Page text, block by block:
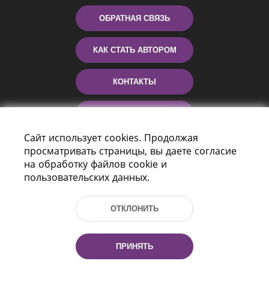
ОБРАТНАЯ СВЯЗЬ
КАК СТАТЬ АВТОРОМ
КОНТАКТЫ
г. Минск, Республика Беларусь, 220114
Тел.: (+375 17) 368 37 37, Факс: (+375 17)
Сайт использует cookies. Продолжая
просматривать страницы, вы даете согласие
на обработку файлов cookie и
пользовательских данных.
ОТКЛОНИТЬ
ПРИНЯТЬ